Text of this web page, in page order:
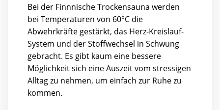
Bei der Finnnische Trockensauna werden
bei Temperaturen von 60°C die
Abwehrkräfte gestärkt, das Herz-Kreislauf-
System und der Stoffwechsel in Schwung
gebracht. Es gibt kaum eine bessere
Möglichkeit sich eine Auszeit vom stressigen
Alltag zu nehmen, um einfach zur Ruhe zu
kommen.